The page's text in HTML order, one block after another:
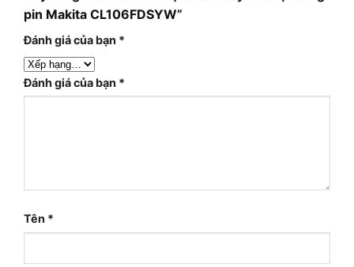
pin Makita CL106FDSYW”
Đánh giá của bạn *
Đánh giá của bạn *
Tên *